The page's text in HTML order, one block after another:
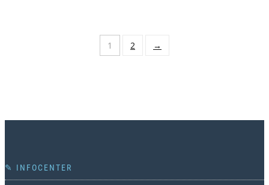
1 2 →
✎ INFOCENTER